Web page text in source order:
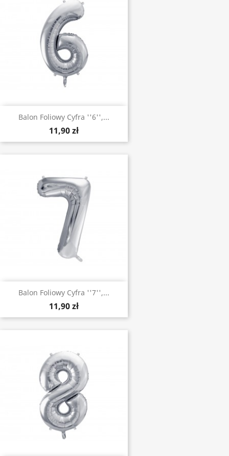
Balon Foliowy Cyfra ''6'',...
11,90 zł
Balon Foliowy Cyfra ''7'',...
11,90 zł